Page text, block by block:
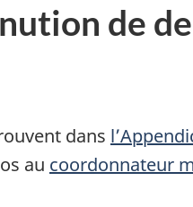
de
dans
au coordonnateur